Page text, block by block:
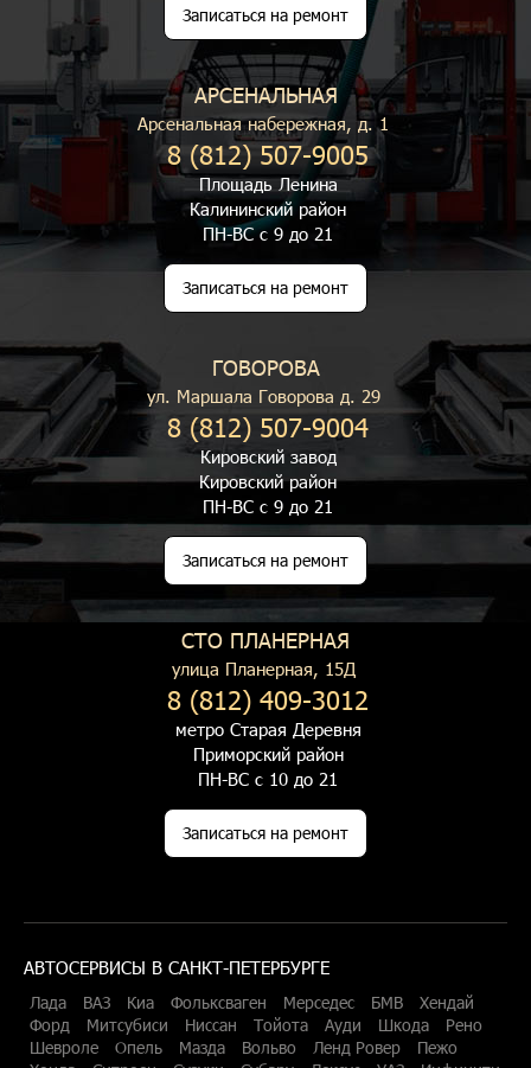
Записаться на ремонт
АРСЕНАЛЬНАЯ
Арсенальная набережная, д. 1
8 (812) 507-9005
Площадь Ленина
Калининский район
ПН-ВС с 9 до 21
Записаться на ремонт
ГОВОРОВА
ул. Маршала Говорова д. 29
8 (812) 507-9004
Кировский завод
Кировский район
ПН-ВС с 9 до 21
Записаться на ремонт
СТО ПЛАНЕРНАЯ
улица Планерная, 15Д
8 (812) 409-3012
метро Старая Деревня
Приморский район
ПН-ВС с 10 до 21
Записаться на ремонт
АВТОСЕРВИСЫ В САНКТ-ПЕТЕРБУРГЕ
Лада ВАЗ Киа Фольксваген Мерседес БМВ
Хендай
Форд
Митсубиси Ниссан Тойота Ауди Шкода
Рено
Шевроле
Опель Мазда Вольво Ленд Ровер
Пежо